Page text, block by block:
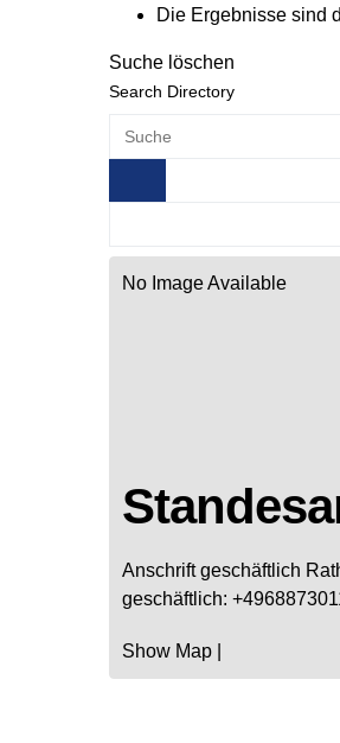
Die Ergebnisse sind
Suche löschen
Search Directory
No Image Available
Anschrift geschäftlich
geschäftlich:
Show Map